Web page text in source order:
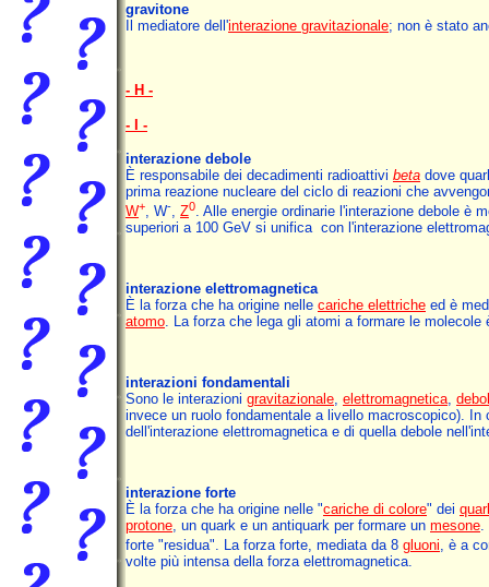
gravitone
Il mediatore dell'interazione gravitazionale; non è stato
- H -
- I -
interazione debole
È responsabile dei decadimenti radioattivi beta dove
prima reazione nucleare del ciclo di reazioni che
W+, W-, Z0. Alle energie ordinarie l'interazione debole è
superiori a 100 GeV si unifica con l'interazione
interazione elettromagnetica
È la forza che ha origine nelle cariche elettriche ed è
atomo. La forza che lega gli atomi a formare le
interazioni fondamentali
Sono le interazioni gravitazionale, elettromagnetica,
invece un ruolo fondamentale a livello macroscopico).
dell'interazione elettromagnetica e di quella debole
interazione forte
È la forza che ha origine nelle "cariche di colore" dei
protone, un quark e un antiquark per formare un mesone.
forte "residua". La forza forte, mediata da 8 gluoni, è a
volte più intensa della forza elettromagnetica.